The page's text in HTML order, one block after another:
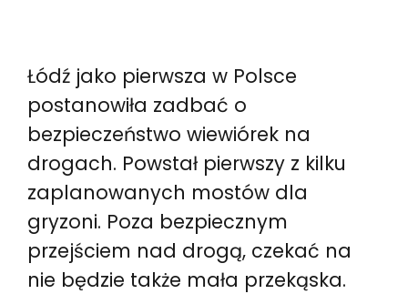
Łódź jako pierwsza w Polsce
postanowiła zadbać o
bezpieczeństwo wiewiórek na
drogach. Powstał pierwszy z kilku
zaplanowanych mostów dla
gryzoni. Poza bezpiecznym
przejściem nad drogą, czekać na
nie będzie także mała przekąska.